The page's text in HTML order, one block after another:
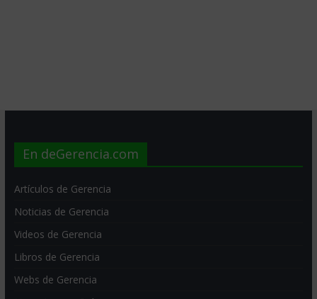
En deGerencia.com
Artículos de Gerencia
Noticias de Gerencia
Videos de Gerencia
Libros de Gerencia
Webs de Gerencia